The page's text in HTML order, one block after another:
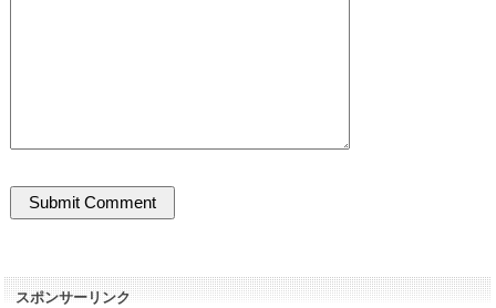
スポンサーリンク